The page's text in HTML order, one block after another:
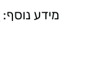
מידע נוסף: